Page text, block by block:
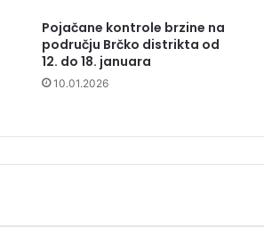
Pojačane kontrole brzine na
području Brčko distrikta od
12. do 18. januara
10.01.2026